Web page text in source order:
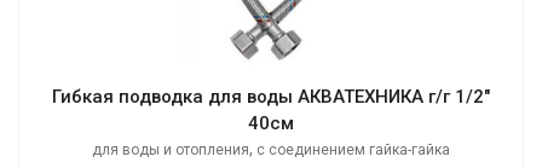
Гибкая подводка для воды АКВАТЕХНИКА г/г 1/2"
40см
для воды и отопления, с соединением гайка-гайка